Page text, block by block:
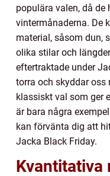
populära valen, då de
vintermånaderna. De
material, såsom dun,
olika stilar och
eftertraktade under
torra och skyddar oss
klassiskt val som ger
är bara några
kan förvänta dig att
Jacka Black Friday.
Kvantitativa